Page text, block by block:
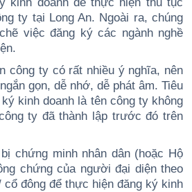
ty tại Long An. Ngoài ra, chúng
việc đăng ký các ngành nghề
công ty có rất nhiều ý nghĩa, nên
gọn, dễ nhớ, dễ phát âm. Tiêu
kinh doanh là tên công ty không
ty đã thành lập trước đó trên
chứng minh nhân dân (hoặc Hộ
chứng của người đại diện theo
cổ đông để thực hiện đăng ký kinh